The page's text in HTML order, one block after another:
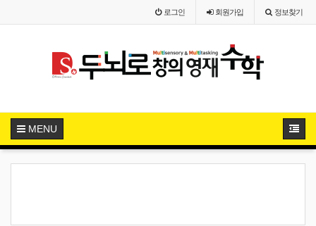
로그인 회원가입 정보찾기
MENU